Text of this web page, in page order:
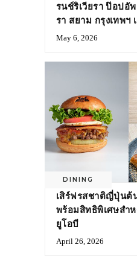
รนช์ริเวียรา ป๊อป
รา สยาม กรุงเทพฯ
May 6, 2026
DINING
เสิร์ฟรสชาติญี่ปุ่นต้
พร้อมสิทธิพิเศษสำ
ยูโอบี
April 26, 2026